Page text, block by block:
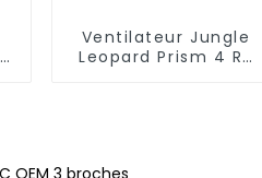
Ventilateur Jungle
Leopard Prism 4 RS